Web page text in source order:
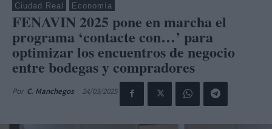
Ciudad Real Economía
FENAVIN 2025 pone en marcha el
programa ‘contacte con…’ para
optimizar los encuentros de negocio
entre bodegas y compradores
Por C. Manchegos 24/03/2025